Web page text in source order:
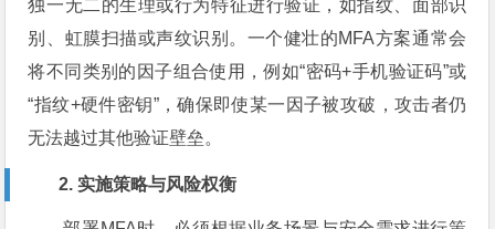
独一无二的生理或行为特征进行验证，如指纹、面部识
别、虹膜扫描或声纹识别。一个健壮的MFA方案通常会
将不同类别的因子组合使用，例如“密码+手机验证码”或
“指纹+硬件密钥”，确保即使某一因子被攻破，攻击者仍
无法越过其他验证壁垒。
2. 实施策略与风险权衡